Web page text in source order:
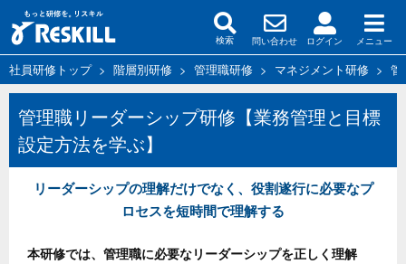
検索 問い合わせ ログイン メニュー
社員研修トップ> 階層別研修 > 管理職研修 > マネジメント研修 > 管
管理職リーダーシップ研修【業務管理と目標
設定方法を学ぶ】
リーダーシップの理解だけでなく、役割遂行に必要なプ
ロセスを短時間で理解する
本研修では、管理職に必要なリーダーシップを正しく理解